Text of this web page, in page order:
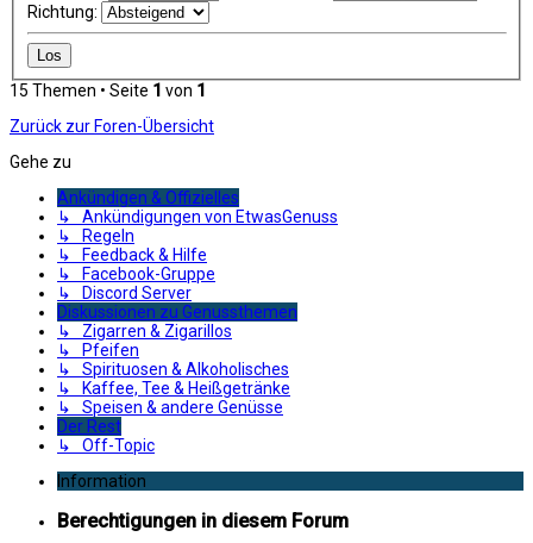
Richtung:
15 Themen • Seite 1 von 1
Zurück zur Foren-Übersicht
Gehe zu
Ankündigen & Offizielles
↳ Ankündigungen von EtwasGenuss
↳ Regeln
↳ Feedback & Hilfe
↳ Facebook-Gruppe
↳ Discord Server
Diskussionen zu Genussthemen
↳ Zigarren & Zigarillos
↳ Pfeifen
↳ Spirituosen & Alkoholisches
↳ Kaffee, Tee & Heißgetränke
↳ Speisen & andere Genüsse
Der Rest
↳ Off-Topic
Information
Berechtigungen in diesem Forum